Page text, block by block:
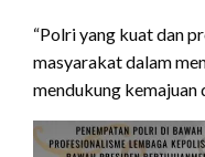
“Polri yang kuat dan
masyarakat dalam
mendukung kemajuan